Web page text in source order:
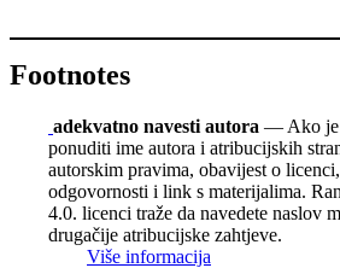
Footnotes
adekvatno navesti autora — Ako je
ponuditi ime autora i atribucijskih
autorskim pravima, obavijest o
odgovornosti i link s materijalima.
4.0. licenci traže da navedete naslov
drugačije atribucijske zahtjeve.
Više informacija